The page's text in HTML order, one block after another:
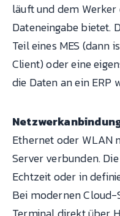
läuft und dem
Dateneingabe bietet.
Teil eines MES (dann
Client) oder eine
die Daten an ein ERP
Ethernet oder WLAN
Server verbunden.
Echtzeit oder in
Bei modernen